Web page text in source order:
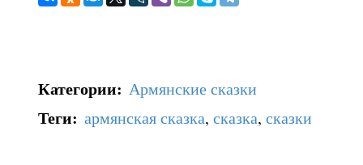
Категории: Армянские сказки
Теги: армянская сказка, сказка, сказки